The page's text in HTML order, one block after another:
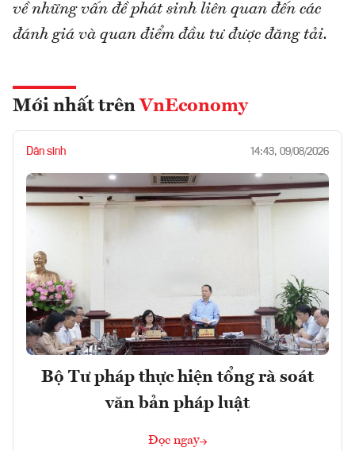
về những vấn đề phát sinh liên quan đến các
đánh giá và quan điểm đầu tư được đăng tải.
Mới nhất trên VnEconomy
Dân sinh 14:43, 09/08/2026
Bộ Tư pháp thực hiện tổng rà soát
văn bản pháp luật
Đọc ngay